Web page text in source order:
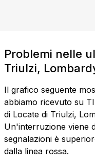
Problemi nelle
Triulzi,
Il grafico seguente
abbiamo ricevuto su
di Locate di Triulzi,
Un'interruzione viene
segnalazioni è
dalla linea rossa.